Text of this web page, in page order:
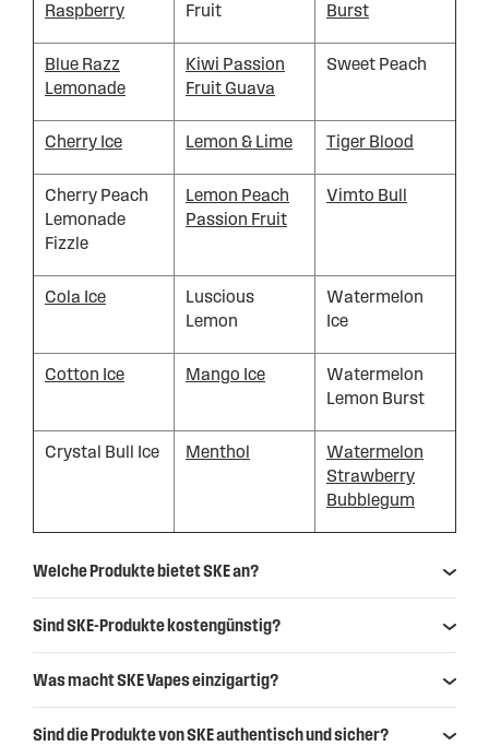
Raspberry
Fruit
Burst
Blue Razz
Lemonade
Kiwi Passion
Fruit Guava
Sweet Peach
Cherry Ice Lemon & Lime Tiger Blood
Cherry Peach
Lemonade
Fizzle
Lemon Peach
Passion Fruit
Vimto Bull
Cola Ice
Luscious
Lemon
Watermelon
Ice
Cotton Ice Mango Ice
Watermelon
Lemon Burst
Crystal Bull Ice Menthol
Watermelon
Strawberry
Bubblegum
Welche Produkte bietet SKE an?
Sind SKE-Produkte kostengünstig?
Was macht SKE Vapes einzigartig?
Sind die Produkte von SKE authentisch und sicher?